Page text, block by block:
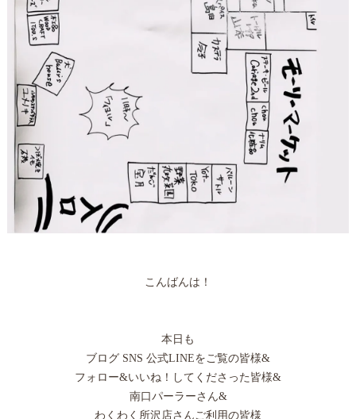
こんばんは！
本日も
ブログ SNS 公式LINEをご覧の皆様&
フォロー&いいね！してくださった皆様&
南口パーラーさん&
わくわく所沢店さんご利用の皆様